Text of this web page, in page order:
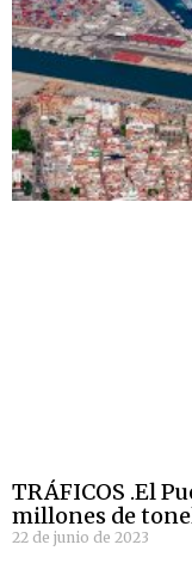
TRÁFICOS .El
millones de
22 de junio de 2023